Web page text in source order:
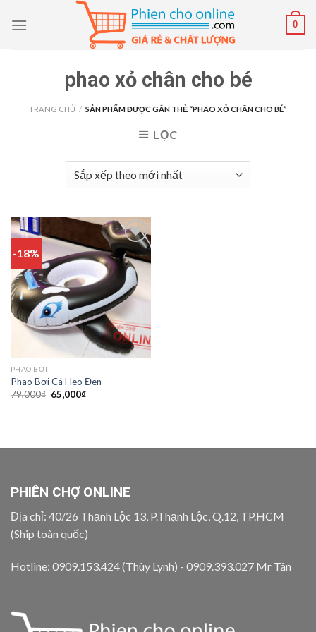
0
phao xỏ chân cho bé
TRANG CHỦ / SẢN PHẨM ĐƯỢC GẮN THẺ “PHAO XỎ CHÂN CHO BÉ”
LỌC
-18%
Add to
wishlist
PHAO BƠI
Phao Bơi Cá Heo Đen
79,000₫ Giá
gốc
65,000₫Giá
PHIÊN CHỢ ONLINE
Địa chỉ: 40/26 Thạnh Lộc 13, P.Thạnh Lộc, Q.12, TP.HCM
(Ship toàn quốc)
Hotline: 0909.153.424 (Thùy Lynh) - 0909.393.027 Mr Tân